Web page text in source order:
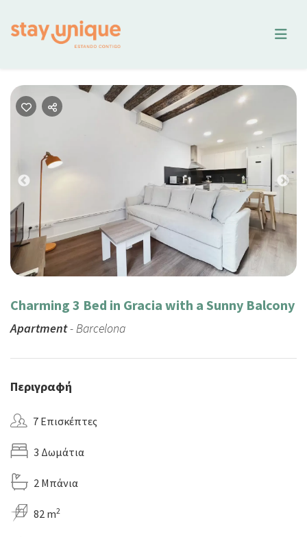
Previous
Charming 3 Bed in Gracia with a Sunny Balcony
Apartment- Barcelona
Περιγραφή
7 Επισκέπτες
3 Δωμάτια
2 Μπάνια
82 m2